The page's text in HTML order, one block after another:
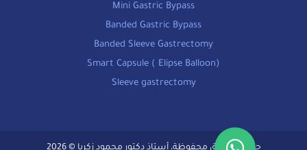
Mini Gastric Bypass
Banded Gastric Bypass
Banded Sleeve Gastrectomy
Smart Capsule ( Elipse Balloon)
Sleeve gastrectomy
جميع الحقوق محفوظة، أستاذ دكتور محمود زكريا © 2026